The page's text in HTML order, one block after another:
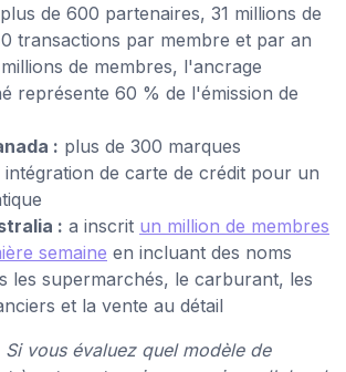
plus de 600 partenaires, 31 millions de
transactions par membre et par an
de membres, l'ancrage
représente 60 % de l'émission de
: plus de 300 marques
intégration de carte de crédit pour un
: a inscrit un million de membres
semaine en incluant des noms
les supermarchés, le carburant, les
et la vente au détail
Si vous évaluez quel modèle de